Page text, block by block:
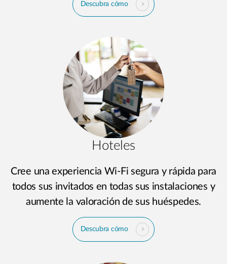
Descubra cómo
Hoteles
Cree una experiencia Wi-Fi segura y rápida para
todos sus invitados en todas sus instalaciones y
aumente la valoración de sus huéspedes.
Descubra cómo